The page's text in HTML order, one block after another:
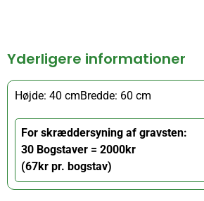
Yderligere informationer
Højde: 40 cmBredde: 60 cm
For skræddersyning af gravsten:
30 Bogstaver = 2000kr
(67kr pr. bogstav)